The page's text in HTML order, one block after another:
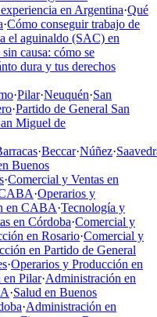
en Argentina·Qué
·Cómo conseguir trabajo de
el aguinaldo (SAC) en
causa: cómo se
dura y tus derechos
·Pilar·Neuquén·San
·Partido de General San
Miguel de
·Beccar·Núñez·
Buenos
·Comercial y Ventas en
·Operarios y
en CABA·Tecnología y
en Córdoba·Comercial y
en Rosario·Comercial y
en Partido de General
·Operarios y Producción en
en Pilar·Administración en
·Salud en Buenos
·Administración en